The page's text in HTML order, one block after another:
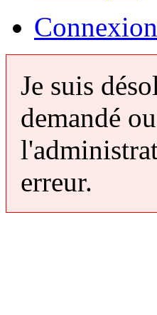
Connexion
Je suis
demandé
erreur.